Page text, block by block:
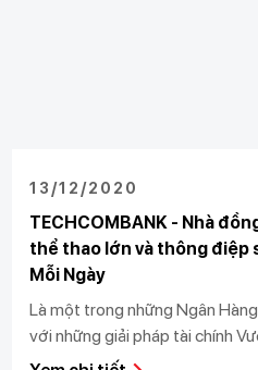
13/12/2020
TECHCOMBANK - Nhà
thể thao lớn và thông điệp
Mỗi Ngày
Là một trong những Ngân
với những giải pháp tài chính
Techcombank đã và đang